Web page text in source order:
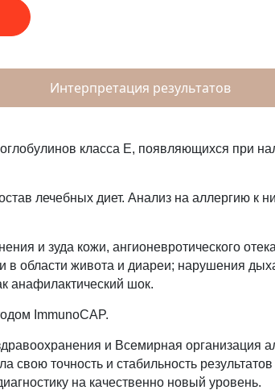
Интерпретация результатов
класса E, появляющихся при
лечебных диет. Анализ на аллергию к
и зуда кожи, ангионевротического
области живота и диареи; нарушения
анафилактический шок.
ImmunoCAP.
и Всемирная организация
свою точность и стабильность
на качественно новый уровень.